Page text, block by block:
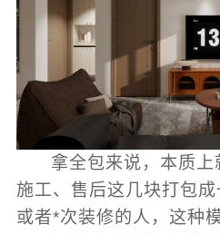
拿全包来说，本质上
施工、售后这几块打包
或者*次装修的人，这种